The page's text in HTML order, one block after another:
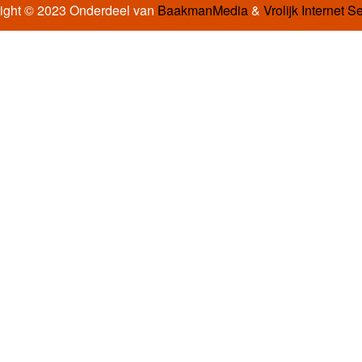
© 2023 Onderdeel van BaakmanMedia& Vrolijk Internet